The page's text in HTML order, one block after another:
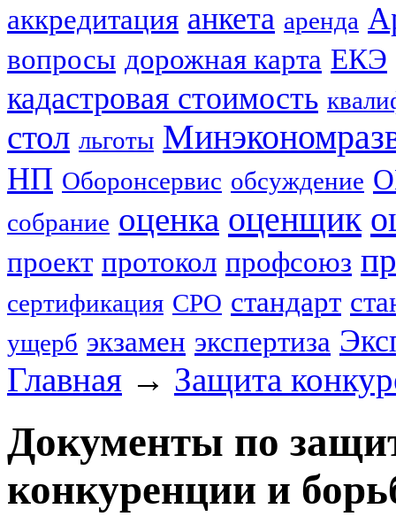
аккредитация анкета аренда
вопросы дорожная карта ЕКЭ
кадастровая стоимость
стол льготы
НП Оборонсервис обсуждение
собрание оценка оценщик
проект протокол профсоюз
сертификация СРО стандарт
ущерб экзамен экспертиза
Главная → Защита
Документы по
конкуренции и